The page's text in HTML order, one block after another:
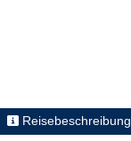
Reisebeschreibung